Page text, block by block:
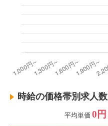
時給の価格帯別求人数
平均単価 0円